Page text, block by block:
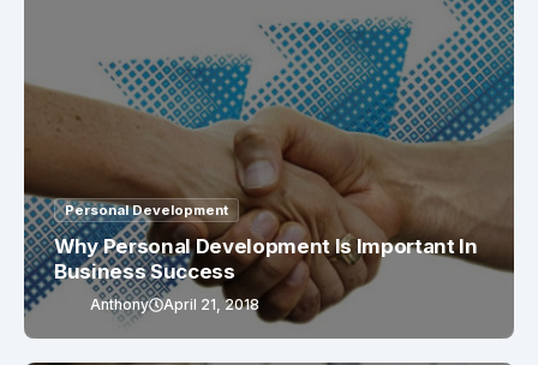
Personal Development
Why Personal Development Is Important In
Business Success
Anthony April 21, 2018